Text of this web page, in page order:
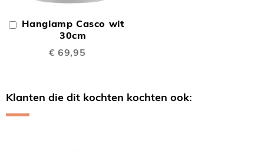
Hanglamp Casco wit
30cm
€ 69,95
In
Winkelwagen
Klanten die dit kochten kochten ook: